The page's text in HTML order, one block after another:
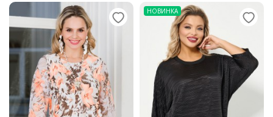
НОВИНКА